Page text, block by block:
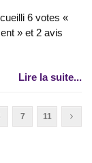
6 votes «
» et 2 avis
Lire la suite...
7 11